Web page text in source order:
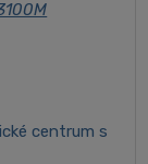
centrum s